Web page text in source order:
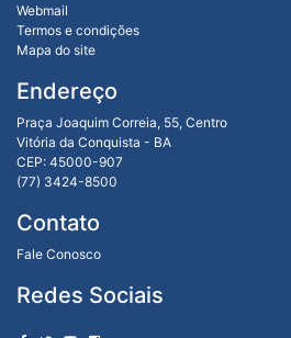
Webmail
Termos e condições
Mapa do site
Endereço
Praça Joaquim Correia, 55, Centro
Vitória da Conquista - BA
CEP: 45000-907
(77) 3424-8500
Contato
Fale Conosco
Redes Sociais